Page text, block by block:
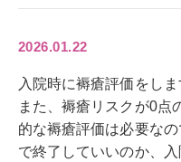
2026.01.22
入院時に褥瘡評価をし
また、褥瘡リスクが0点
的な褥瘡評価は必要な
で終了していいのか、